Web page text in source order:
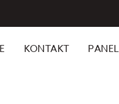
KONTAKT